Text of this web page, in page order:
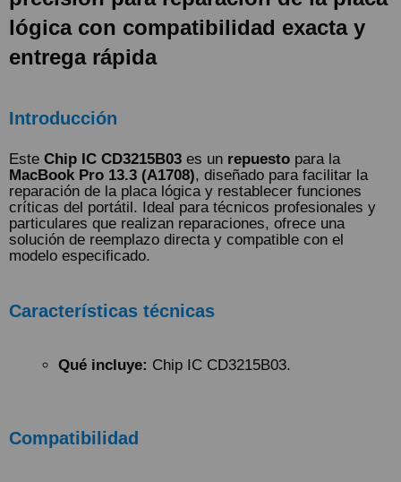
lógica con compatibilidad exacta y
entrega rápida
Introducción
Este Chip IC CD3215B03 es un repuesto para la
MacBook Pro 13.3 (A1708), diseñado para facilitar la
reparación de la placa lógica y restablecer funciones
críticas del portátil. Ideal para técnicos profesionales y
particulares que realizan reparaciones, ofrece una
solución de reemplazo directa y compatible con el
modelo especificado.
Características técnicas
Qué incluye: Chip IC CD3215B03.
Compatibilidad